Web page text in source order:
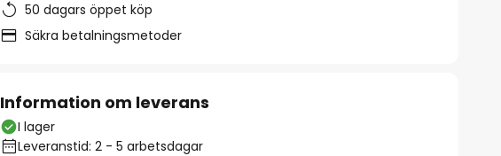
50 dagars öppet köp
Säkra betalningsmetoder
Information om leverans
I lager
Leveranstid: 2 - 5 arbetsdagar